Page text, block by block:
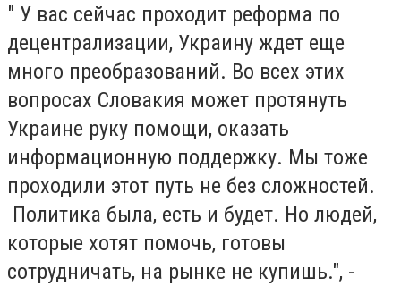
" У вас сейчас проходит реформа по
децентрализации, Украину ждет еще
много преобразований. Во всех этих
вопросах Словакия может протянуть
Украине руку помощи, оказать
информационную поддержку. Мы тоже
проходили этот путь не без сложностей.
Политика была, есть и будет. Но людей,
которые хотят помочь, готовы
сотрудничать, на рынке не купишь.", -